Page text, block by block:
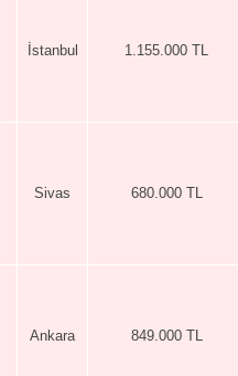
İstanbul 1.155.000 TL
Sivas 680.000 TL
Ankara 849.000 TL